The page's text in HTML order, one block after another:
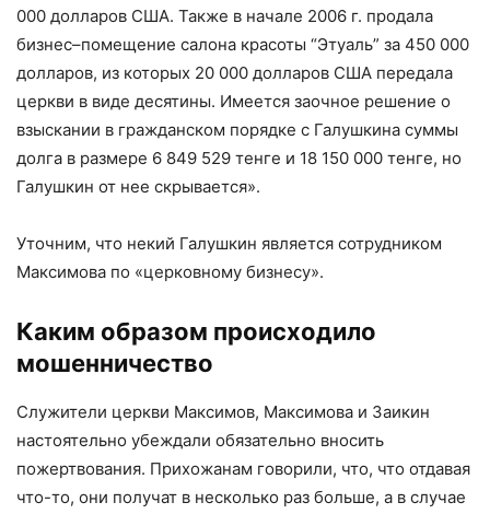
000 долларов США. Также в начале 2006 г. продала
бизнес–помещение салона красоты “Этуаль” за 450 000
долларов, из которых 20 000 долларов США передала
церкви в виде десятины. Имеется заочное решение о
взыскании в гражданском порядке с Галушкина суммы
долга в размере 6 849 529 тенге и 18 150 000 тенге, но
Галушкин от нее скрывается».
Уточним, что некий Галушкин является сотрудником
Максимова по «церковному бизнесу».
Каким образом происходило
мошенничество
Служители церкви Максимов, Максимова и Заикин
настоятельно убеждали обязательно вносить
пожертвования. Прихожанам говорили, что, что отдавая
что-то, они получат в несколько раз больше, а в случае